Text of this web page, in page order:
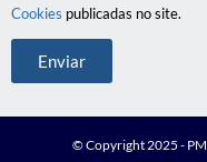
Cookies publicadas no site.
Enviar
© Copyright 2025 -